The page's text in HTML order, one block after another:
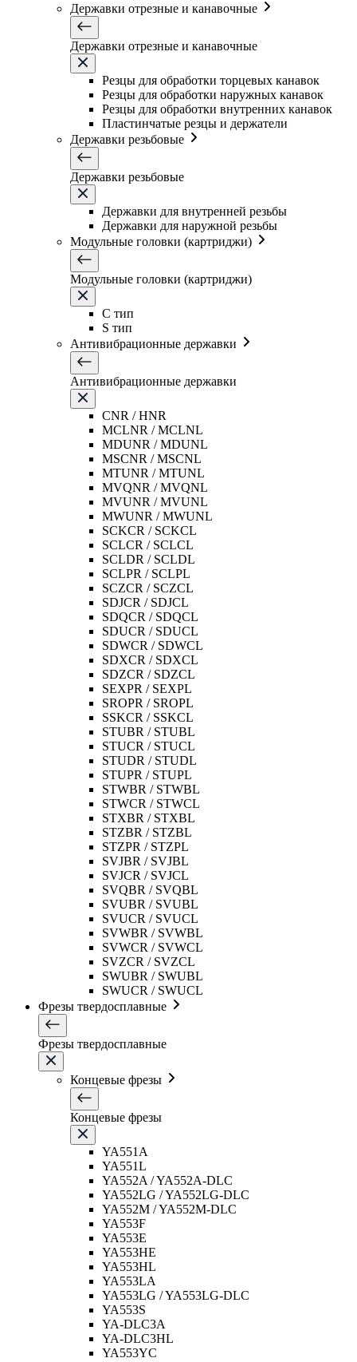
Державки отрезные и канавочные
Державки отрезные и канавочные
Резцы для обработки торцевых канавок
Резцы для обработки наружных канавок
Резцы для обработки внутренних канавок
Пластинчатые резцы и держатели
Державки резьбовые
Державки резьбовые
Державки для внутренней резьбы
Державки для наружной резьбы
Модульные головки (картриджи)
Модульные головки (картриджи)
C тип
S тип
Антивибрационные державки
Антивибрационные державки
CNR / HNR
MCLNR / MCLNL
MDUNR / MDUNL
MSCNR / MSCNL
MTUNR / MTUNL
MVQNR / MVQNL
MVUNR / MVUNL
MWUNR / MWUNL
SCKCR / SCKCL
SCLCR / SCLCL
SCLDR / SCLDL
SCLPR / SCLPL
SCZCR / SCZCL
SDJCR / SDJCL
SDQCR / SDQCL
SDUCR / SDUCL
SDWCR / SDWCL
SDXCR / SDXCL
SDZCR / SDZCL
SEXPR / SEXPL
SROPR / SROPL
SSKCR / SSKCL
STUBR / STUBL
STUCR / STUCL
STUDR / STUDL
STUPR / STUPL
STWBR / STWBL
STWCR / STWCL
STXBR / STXBL
STZBR / STZBL
STZPR / STZPL
SVJBR / SVJBL
SVJCR / SVJCL
SVQBR / SVQBL
SVUBR / SVUBL
SVUCR / SVUCL
SVWBR / SVWBL
SVWCR / SVWCL
SVZCR / SVZCL
SWUBR / SWUBL
SWUCR / SWUCL
Фрезы твердосплавные
Фрезы твердосплавные
Концевые фрезы
Концевые фрезы
YA551A
YA551L
YA552A / YA552A-DLC
YA552LG / YA552LG-DLC
YA552M / YA552M-DLC
YA553F
YA553E
YA553HE
YA553HL
YA553LA
YA553LG / YA553LG-DLC
YA553S
YA-DLC3A
YA-DLC3HL
YA553YC